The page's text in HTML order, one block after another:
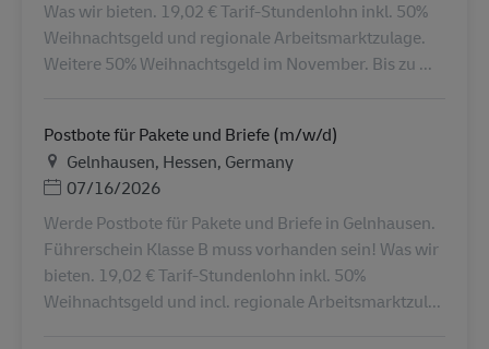
Was wir bieten. 19,02 € Tarif-Stundenlohn inkl. 50%
Weihnachtsgeld und regionale Arbeitsmarktzulage.
Weitere 50% Weihnachtsgeld im November. Bis zu ...
Postbote für Pakete und Briefe (m/w/d)
Ubicación
Gelnhausen, Hessen, Germany
Posted Date
07/16/2026
Werde Postbote für Pakete und Briefe in Gelnhausen.
Führerschein Klasse B muss vorhanden sein! Was wir
bieten. 19,02 € Tarif-Stundenlohn inkl. 50%
Weihnachtsgeld und incl. regionale Arbeitsmarktzul...